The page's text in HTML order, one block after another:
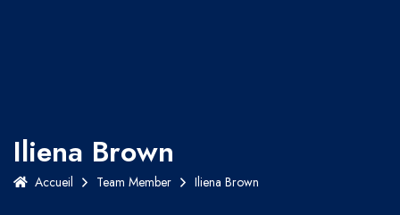
Iliena Brown
Accueil Team Member Iliena Brown